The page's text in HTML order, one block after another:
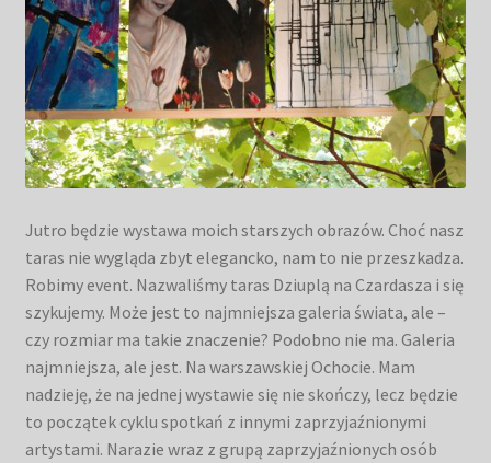
O mnie
menu
potomne
GalleryStore
Jutro będzie wystawa moich starszych obrazów. Choć nasz
taras nie wygląda zbyt elegancko, nam to nie przeszkadza.
Robimy event. Nazwaliśmy taras Dziuplą na Czardasza i się
szykujemy. Może jest to najmniejsza galeria świata, ale –
czy rozmiar ma takie znaczenie? Podobno nie ma. Galeria
najmniejsza, ale jest. Na warszawskiej Ochocie. Mam
nadzieję, że na jednej wystawie się nie skończy, lecz będzie
to początek cyklu spotkań z innymi zaprzyjaźnionymi
artystami. Narazie wraz z grupą zaprzyjaźnionych osób